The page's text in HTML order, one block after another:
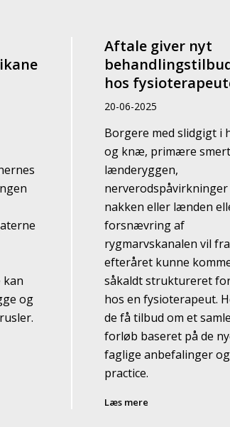
kan
og
Aftale giver nyt
hos
20-06-2025
Borgere med slidgigt i
og knæ, primære
lænderyggen,
nerverodspåvirkninger
nakken eller lænden
forsnævring af
rygmarvskanalen vil fra
efteråret kunne
såkaldt struktureret
hos en fysioterapeut.
de få tilbud om et
forløb baseret på de
faglige anbefalinger
practice.
Læs mere